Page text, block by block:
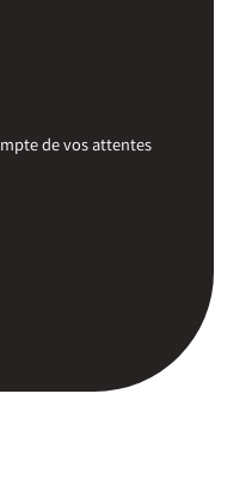
de vos attentes